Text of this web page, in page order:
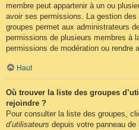
membre peut appartenir à un ou
avoir ses permissions. La gestion des
groupes permet aux administrateurs
permissions de plusieurs membres à
permissions de modération ou rendre
Haut
Où trouver la liste des groupes
rejoindre ?
Pour consulter la liste des groupes,
d’utilisateurs depuis votre panneau